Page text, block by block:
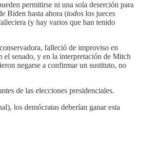
permitirse ni una sola deserción para
Biden hasta ahora (todos los jueces
(y hay varios que han tenido
falleció de improviso en
el senado, y en la interpretación de Mitch
negarse a confirmar un sustituto, no
de las elecciones presidenciales.
los demócratas deberían ganar esta